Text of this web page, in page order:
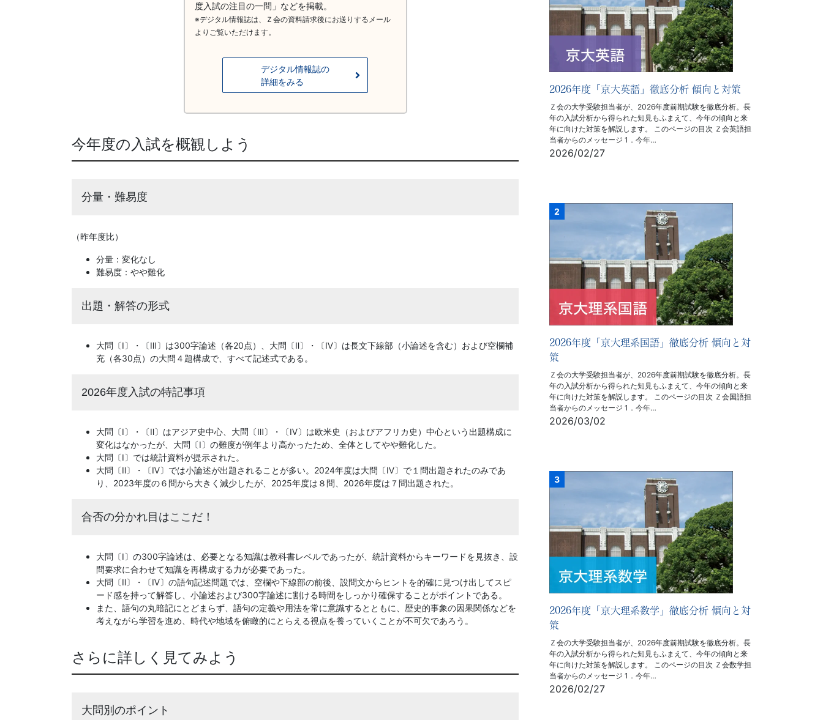
度入試の注目の一問」などを掲載。
※デジタル情報誌は、Ｚ会の資料請求後にお送りするメール
よりご覧いただけます。
デジタル情報誌の
詳細をみる
今年度の入試を概観しよう
分量・難易度
（昨年度比）
分量：変化なし
難易度：やや難化
出題・解答の形式
大問〔Ⅰ〕・〔Ⅲ〕は300字論述（各20点）、大問〔Ⅱ〕・〔Ⅳ〕は長文下線部（小論述を含む）および空欄補
充（各30点）の大問４題構成で、すべて記述式である。
2026年度入試の特記事項
大問〔Ⅰ〕・〔Ⅱ〕はアジア史中心、大問〔Ⅲ〕・〔Ⅳ〕は欧米史（およびアフリカ史）中心という出題構成に
変化はなかったが、大問〔Ⅰ〕の難度が例年より高かったため、全体としてやや難化した。
大問〔Ⅰ〕では統計資料が提示された。
大問〔Ⅱ〕・〔Ⅳ〕では小論述が出題されることが多い。2024年度は大問〔Ⅳ〕で１問出題されたのみであ
り、2023年度の６問から大きく減少したが、2025年度は８問、2026年度は７問出題された。
合否の分かれ目はここだ！
大問〔Ⅰ〕の300字論述は、必要となる知識は教科書レベルであったが、統計資料からキーワードを見抜き、設
問要求に合わせて知識を再構成する力が必要であった。
大問〔Ⅱ〕・〔Ⅳ〕の語句記述問題では、空欄や下線部の前後、設問文からヒントを的確に見つけ出してスピ
ード感を持って解答し、小論述および300字論述に割ける時間をしっかり確保することがポイントである。
また、語句の丸暗記にとどまらず、語句の定義や用法を常に意識するとともに、歴史的事象の因果関係などを
考えながら学習を進め、時代や地域を俯瞰的にとらえる視点を養っていくことが不可欠であろう。
さらに詳しく見てみよう
大問別のポイント
2026年度「京大英語」徹底分析 傾向と対策
Ｚ会の大学受験担当者が、2026年度前期試験を徹底分析。長
年の入試分析から得られた知見もふまえて、今年の傾向と来
年に向けた対策を解説します。 このページの目次 Ｚ会英語担
当者からのメッセージ 1．今年…
2026/02/27
2026年度「京大理系国語」徹底分析 傾向と対
策
Ｚ会の大学受験担当者が、2026年度前期試験を徹底分析。長
年の入試分析から得られた知見もふまえて、今年の傾向と来
年に向けた対策を解説します。 このページの目次 Ｚ会国語担
当者からのメッセージ 1．今年…
2026/03/02
2026年度「京大理系数学」徹底分析 傾向と対
策
Ｚ会の大学受験担当者が、2026年度前期試験を徹底分析。長
年の入試分析から得られた知見もふまえて、今年の傾向と来
年に向けた対策を解説します。 このページの目次 Ｚ会数学担
当者からのメッセージ 1．今年…
2026/02/27